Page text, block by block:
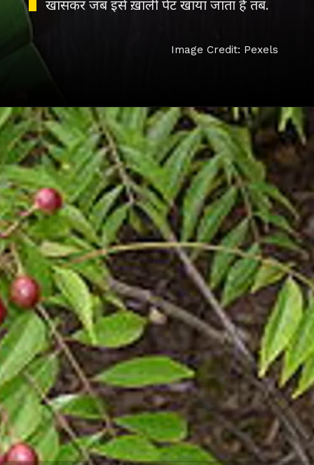
खासकर जब इसे ख़ाली पेट खाया जाता है तब.
Image Credit: Pexels